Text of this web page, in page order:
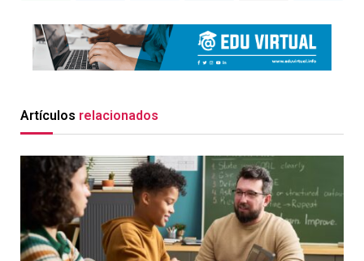
Artículos relacionados